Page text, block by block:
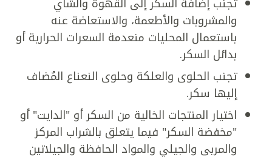
والمشروبات والأطعمة، والاستعاضة عنه
باستعمال المحليات منعدمة السعرات الحرارية أو
بدائل السكر.
تجنب الحلوى والعلكة وحلوى النعناع المُضاف
إليها سكر.
اختيار المنتجات الخالية من السكر أو "الدايت" أو
"مخفضة السكر" فيما يتعلق بالشراب المركز
والمربى والجيلي والمواد الحافظة والجيلاتين